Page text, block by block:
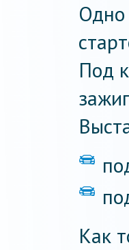
Одно
Под
Как